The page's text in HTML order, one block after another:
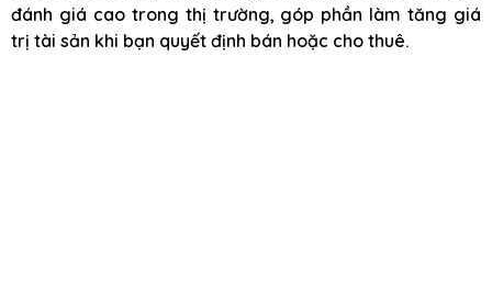
đánh giá cao trong thị trường, góp phần làm tăng giá
trị tài sản khi bạn quyết định bán hoặc cho thuê.